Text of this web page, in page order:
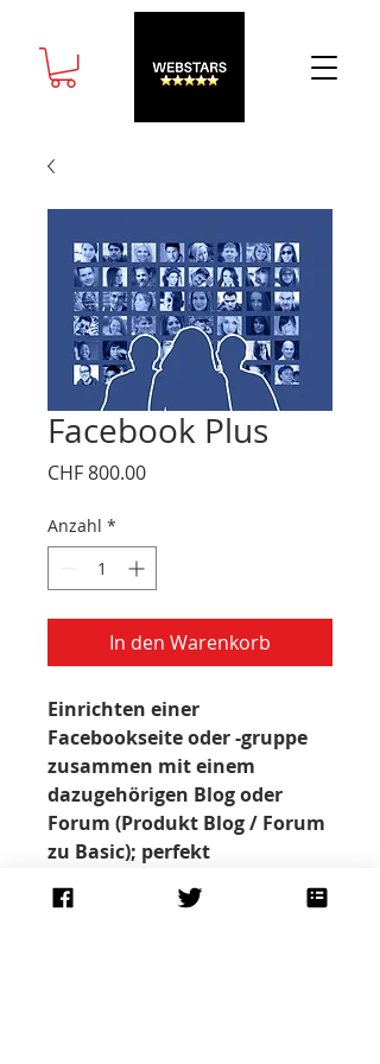
Facebook Plus
CHF 800.00Preis
Anzahl *
In den Warenkorb
Einrichten einer
Facebookseite oder -gruppe
zusammen mit einem
dazugehörigen Blog oder
Forum (Produkt Blog / Forum
zu Basic); perfekt
Produkt "Landing Page"